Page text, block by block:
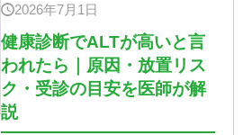
2026年7月1日
健康診断でALTが高いと言
われたら｜原因・放置リス
ク・受診の目安を医師が解
説